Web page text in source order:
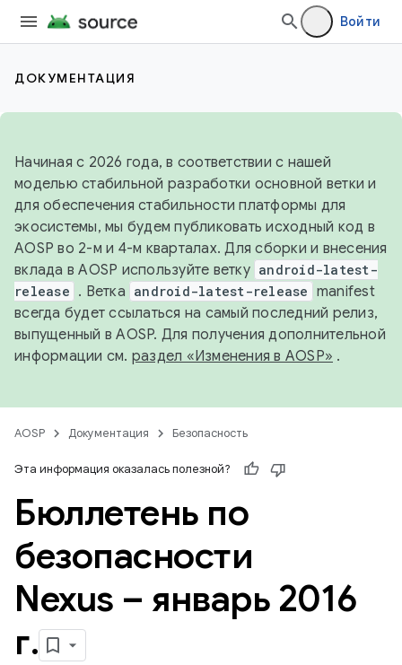
Войти
ДОКУМЕНТАЦИЯ
Начиная с 2026 года, в соответствии с нашей
моделью стабильной разработки основной ветки и
для обеспечения стабильности платформы для
экосистемы, мы будем публиковать исходный код в
AOSP во 2-м и 4-м кварталах. Для сборки и внесения
вклада в AOSP используйте ветку android-latest-
release . Ветка android-latest-release manifest
всегда будет ссылаться на самый последний релиз,
выпущенный в AOSP. Для получения дополнительной
информации см. раздел «Изменения в AOSP» .
AOSP Документация Безопасность
Эта информация оказалась полезной?
Бюллетень по
безопасности
Nexus – январь 2016
г.